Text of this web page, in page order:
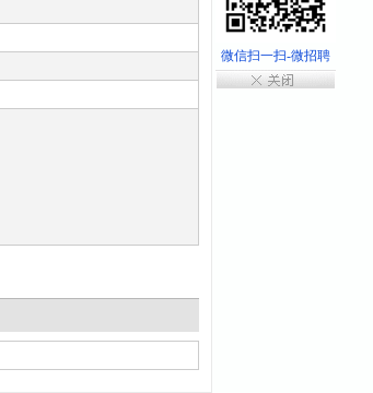
微信扫一扫-微招聘